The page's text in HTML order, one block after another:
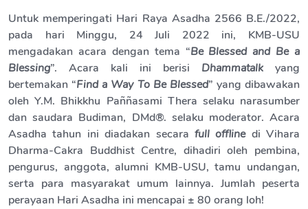
Untuk memperingati Hari Raya Asadha 2566 B.E./2022,
pada hari Minggu, 24 Juli 2022 ini, KMB-USU
mengadakan acara dengan tema “Be Blessed and Be a
Blessing”. Acara kali ini berisi Dhammatalk yang
bertemakan “Find a Way To Be Blessed” yang dibawakan
oleh Y.M. Bhikkhu Paññasami Thera selaku narasumber
dan saudara Budiman, DMd®. selaku moderator. Acara
Asadha tahun ini diadakan secara full offlinedi Vihara
Dharma-Cakra Buddhist Centre, dihadiri oleh pembina,
pengurus, anggota, alumni KMB-USU, tamu undangan,
serta para masyarakat umum lainnya. Jumlah peserta
perayaan Hari Asadha ini mencapai ± 80 orang loh!